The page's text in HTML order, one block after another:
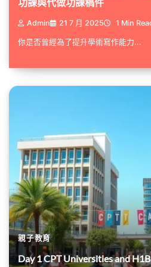
功課與代做功課稿件
Admin 21 7 月 2025 1 Min
你是否曾經為了提升學術寫作能力...
親子教育
Day 1 CPT Universities and